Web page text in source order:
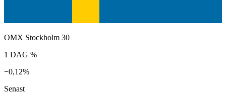
OMX Stockholm 30
1 DAG %
−0,12%
Senast